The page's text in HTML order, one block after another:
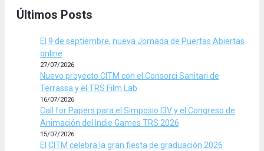
Últimos Posts
El 9 de septiembre, nueva Jornada de Puertas Abiertas
online
27/07/2026
Nuevo proyecto CITM con el Consorci Sanitari de
Terrassa y el TRS Film Lab
16/07/2026
Call for Papers para el Simposio I3V y el Congreso de
Animación del Indie Games TRS 2026
15/07/2026
El CITM celebra la gran fiesta de graduación 2026